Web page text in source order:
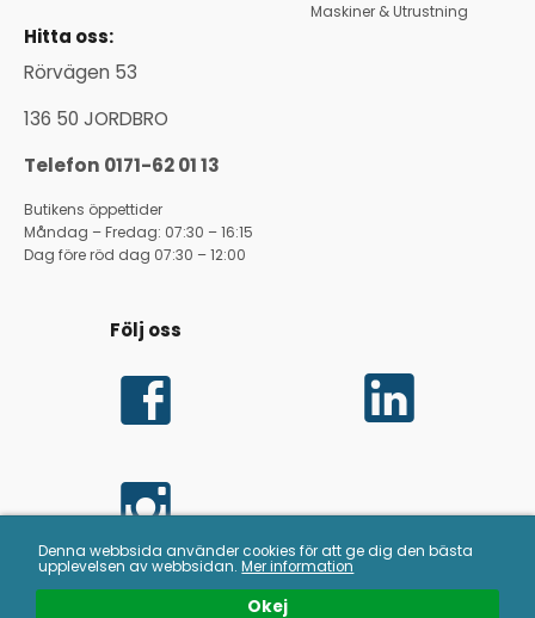
Okej
Denna webbsida använder cookies för att ge dig den bästa
upplevelsen av webbsidan.Mer information
Hitta oss:
Rörvägen 53
136 50 JORDBRO
Telefon 0171-62 01 13
Butikens öppettider
Måndag – Fredag: 07:30 – 16:15
Dag före röd dag 07:30 – 12:00
Maskiner & Utrustning
Följ oss
Copyright © BS Kemi AB | E-post:info@hessa.se|